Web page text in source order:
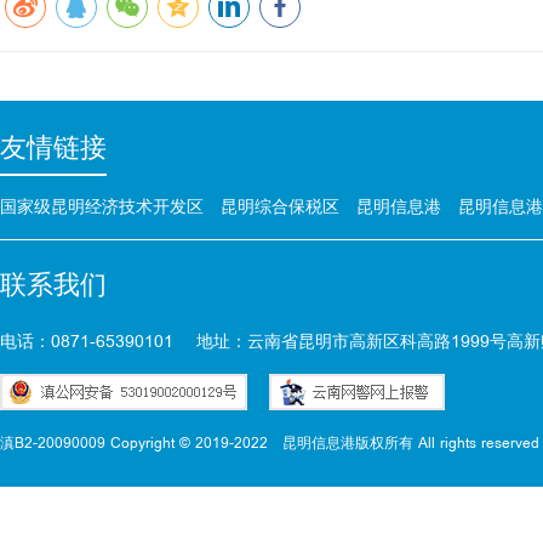
友情链接
国家级昆明经济技术开发区 昆明综合保税区 昆明信息港 昆明信息
联系我们
电话：0871-65390101 地址：云南省昆明市高新区科高路1999号高
滇B2-20090009 Copyright © 2019-2022 昆明信息港版权所有 All rights reserved